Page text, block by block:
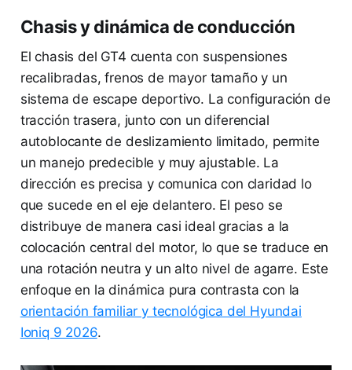
Chasis y dinámica de conducción
El chasis del GT4 cuenta con suspensiones
recalibradas, frenos de mayor tamaño y un
sistema de escape deportivo. La configuración de
tracción trasera, junto con un diferencial
autoblocante de deslizamiento limitado, permite
un manejo predecible y muy ajustable. La
dirección es precisa y comunica con claridad lo
que sucede en el eje delantero. El peso se
distribuye de manera casi ideal gracias a la
colocación central del motor, lo que se traduce en
una rotación neutra y un alto nivel de agarre. Este
enfoque en la dinámica pura contrasta con la
orientación familiar y tecnológica del Hyundai
Ioniq 9 2026.